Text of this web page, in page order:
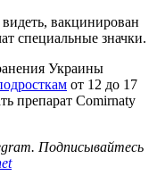
вакцинирован
специальные значки.
Украины
от 12 до 17
препарат Comirnaty
Подписывайтесь